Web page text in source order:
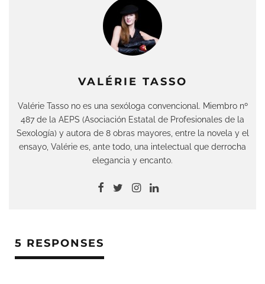
VALÉRIE TASSO
Valérie Tasso no es una sexóloga convencional. Miembro nº
487 de la AEPS (Asociación Estatal de Profesionales de la
Sexología) y autora de 8 obras mayores, entre la novela y el
ensayo, Valérie es, ante todo, una intelectual que derrocha
elegancia y encanto.
5 RESPONSES